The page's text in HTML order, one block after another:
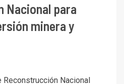
Nacional para
minera y
Nacional